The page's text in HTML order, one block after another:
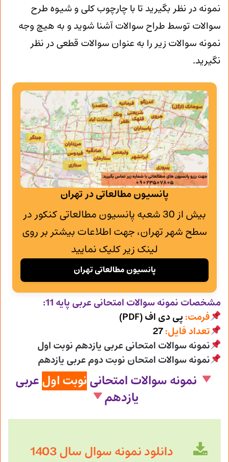
نمونه در نظر بگیرید تا با چارچوب کلی و شیوه طرح
سوالات توسط طراح سوالات آشنا شوید و به هیچ وجه
نمونه سوالات زیر را به عنوان سوالات قطعی در نظر
نگیرید.
پانسیون مطالعاتی در تهران
بیش از 30 شعبه پانسیون مطالعاتی کنکور در
سطح شهر تهران، جهت اطلاعات بیشتر بر روی
لینک زیر کلیک نمایید
پانسیون مطالعاتی تهران
مشخصات نمونه سوالات امتحانیعربی پایه 11:
فرمت: پی دی اف (PDF)
تعداد فایل:27
نمونه سوالات امتحانی عربی یازدهم نوبت اول
نمونه سوالات امتحان نوبت دوم عربی یازدهم
نمونه سوالات امتحانینوبت اولعربی
یازدهم
دانلود نمونه سوال سال 1403